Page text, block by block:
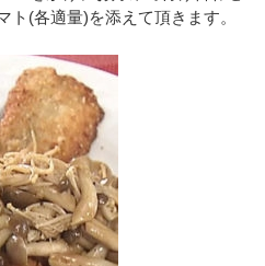
ト(各適量)を添えて頂きます。